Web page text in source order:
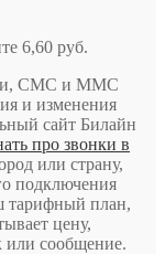
6,60 руб.
СМС и ММС
и изменения
сайт Билайн
про звонки в
или страну,
подключения
тарифный план,
цену,
или сообщение.